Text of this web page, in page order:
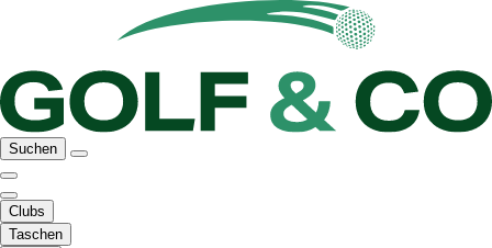
Suchen
Clubs
Taschen